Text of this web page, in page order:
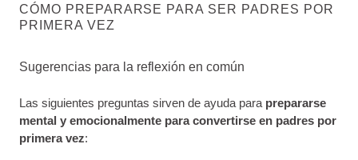
CÓMO PREPARARSE PARA SER PADRES POR
PRIMERA VEZ
Sugerencias para la reflexión en común
Las siguientes preguntas sirven de ayuda para prepararse
mental y emocionalmente para convertirse en padres por
primera vez: